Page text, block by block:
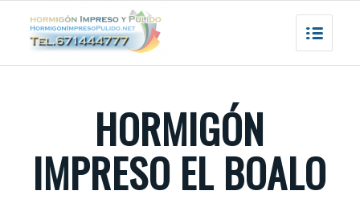
HORMIGÓN
IMPRESO EL BOALO